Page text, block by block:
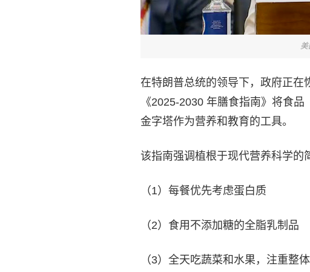
在特朗普总统的领导下，政府正在
《2025-2030 年膳食指南》将食
金字塔作为营养和教育的工具。
该指南强调植根于现代营养科学的
（1）每餐优先考虑蛋白质
（2）食用不添加糖的全脂乳制品
（3）全天吃蔬菜和水果，注重整